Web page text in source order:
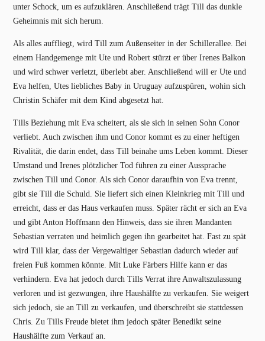
unter Schock, um es aufzuklären. Anschließend trägt Till das dunkle
Geheimnis mit sich herum.
Als alles auffliegt, wird Till zum Außenseiter in der Schillerallee. Bei
einem Handgemenge mit Ute und Robert stürzt er über Irenes Balkon
und wird schwer verletzt, überlebt aber. Anschließend will er Ute und
Eva helfen, Utes liebliches Baby in Uruguay aufzuspüren, wohin sich
Christin Schäfer mit dem Kind abgesetzt hat.
Tills Beziehung mit Eva scheitert, als sie sich in seinen Sohn Conor
verliebt. Auch zwischen ihm und Conor kommt es zu einer heftigen
Rivalität, die darin endet, dass Till beinahe ums Leben kommt. Dieser
Umstand und Irenes plötzlicher Tod führen zu einer Aussprache
zwischen Till und Conor. Als sich Conor daraufhin von Eva trennt,
gibt sie Till die Schuld. Sie liefert sich einen Kleinkrieg mit Till und
erreicht, dass er das Haus verkaufen muss. Später rächt er sich an Eva
und gibt Anton Hoffmann den Hinweis, dass sie ihren Mandanten
Sebastian verraten und heimlich gegen ihn gearbeitet hat. Fast zu spät
wird Till klar, dass der Vergewaltiger Sebastian dadurch wieder auf
freien Fuß kommen könnte. Mit Luke Färbers Hilfe kann er das
verhindern. Eva hat jedoch durch Tills Verrat ihre Anwaltszulassung
verloren und ist gezwungen, ihre Haushälfte zu verkaufen. Sie weigert
sich jedoch, sie an Till zu verkaufen, und überschreibt sie stattdessen
Chris. Zu Tills Freude bietet ihm jedoch später Benedikt seine
Haushälfte zum Verkauf an.